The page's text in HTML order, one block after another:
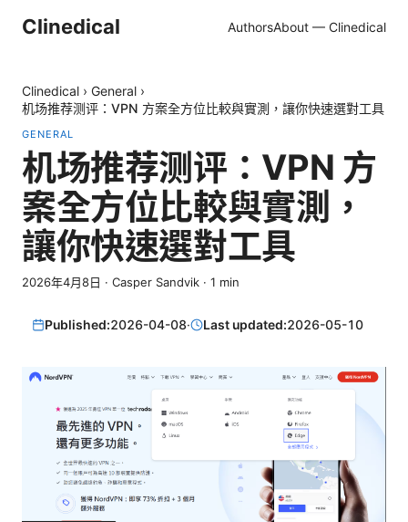
Clinedical AuthorsAbout — Clinedical
Clinedical › General ›
机场推荐测评：VPN 方案全方位比較與實測，讓你快速選對工具
GENERAL
机场推荐测评：VPN 方
案全方位比較與實測，
讓你快速選對工具
2026年4月8日 · Casper Sandvik · 1 min
Published:2026-04-08· Last updated:2026-05-10